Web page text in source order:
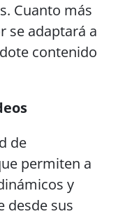
Cuanto más
se adaptará a
contenido
de
permiten a
y
desde sus